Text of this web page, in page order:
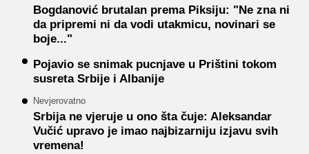
Bogdanović brutalan prema Piksiju: "Ne zna ni
da pripremi ni da vodi utakmicu, novinari se
boje..."
Pojavio se snimak pucnjave u Prištini tokom
susreta Srbije i Albanije
Nevjerovatno
Srbija ne vjeruje u ono šta čuje: Aleksandar
Vučić upravo je imao najbizarniju izjavu svih
vremena!